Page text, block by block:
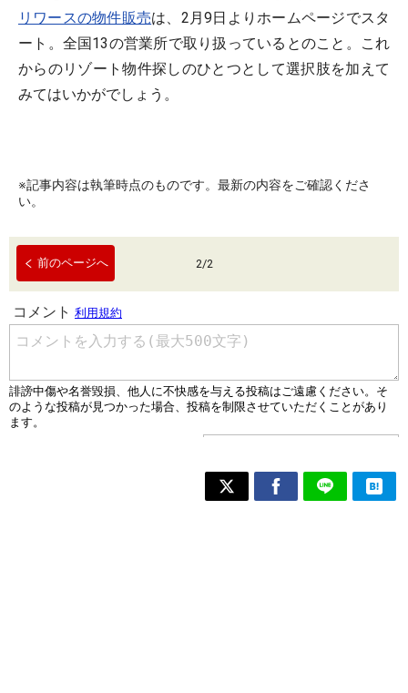
リワースの物件販売は、2月9日よりホームページでスタ
ート。全国13の営業所で取り扱っているとのこと。これ
からのリゾート物件探しのひとつとして選択肢を加えて
みてはいかがでしょう。
※記事内容は執筆時点のものです。最新の内容をご確認くださ
い。
前のページへ 2/2